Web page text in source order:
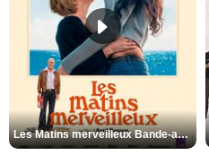
Les Matins merveilleux Bande-annonce VF